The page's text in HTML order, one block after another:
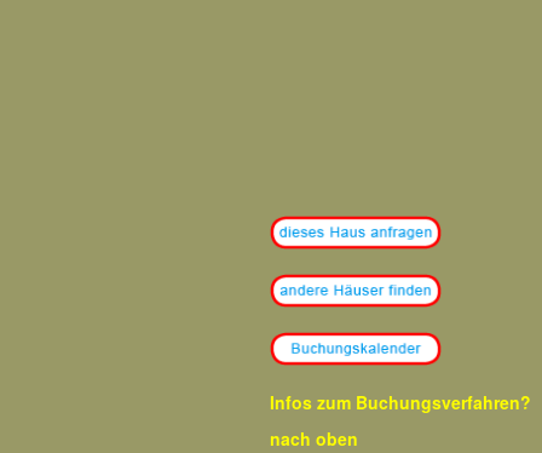
Infos zum Buchungsverfahren?
nach oben